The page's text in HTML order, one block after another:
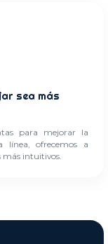
sea más
para mejorar la
línea, ofrecemos a
más intuitivos.